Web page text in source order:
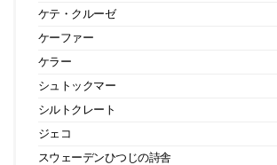
ケテ・クルーゼ
ケーファー
ケラー
シュトックマー
シルトクレート
ジェコ
スウェーデンひつじの詩舎